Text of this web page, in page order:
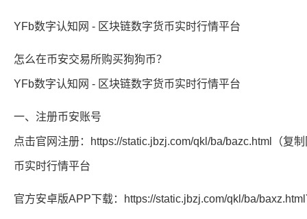
YFb数字认知网 - 区块链数字货币实时行情平台
怎么在币安交易所购买狗狗币？
YFb数字认知网 - 区块链数字货币实时行情平台
一、注册币安账号
点击官网注册：https://static.jbzj.com/qkl/ba/bazc.html（复
币实时行情平台
官方安卓版APP下载：https://static.jbzj.com/qkl/ba/